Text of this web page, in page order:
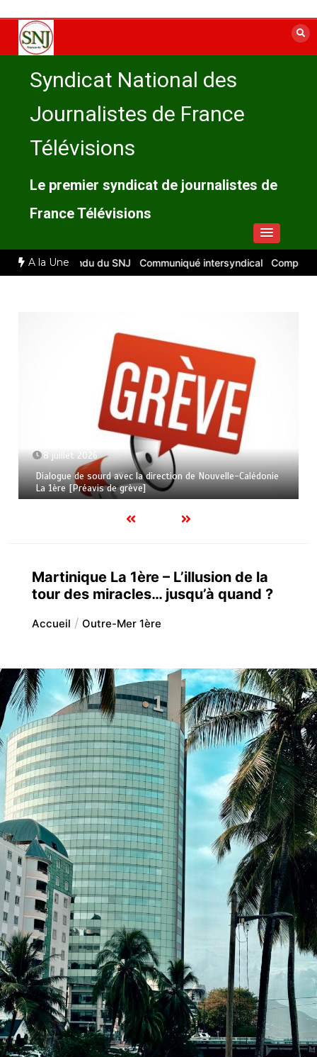
contenu
Syndicat National des
Journalistes de France
Télévisions
Le premier syndicat de journalistes de
France Télévisions
A la Une
compte rendu du SNJ Communiqué intersyndical Compte-rendu
8 juillet 2026
Dialogue de sourd avec la direction de Nouvelle-Calédonie
La 1ère [Préavis de grève]
Martinique La 1ère – L’illusion de la
tour des miracles… jusqu’à quand ?
Accueil Outre-Mer 1ère